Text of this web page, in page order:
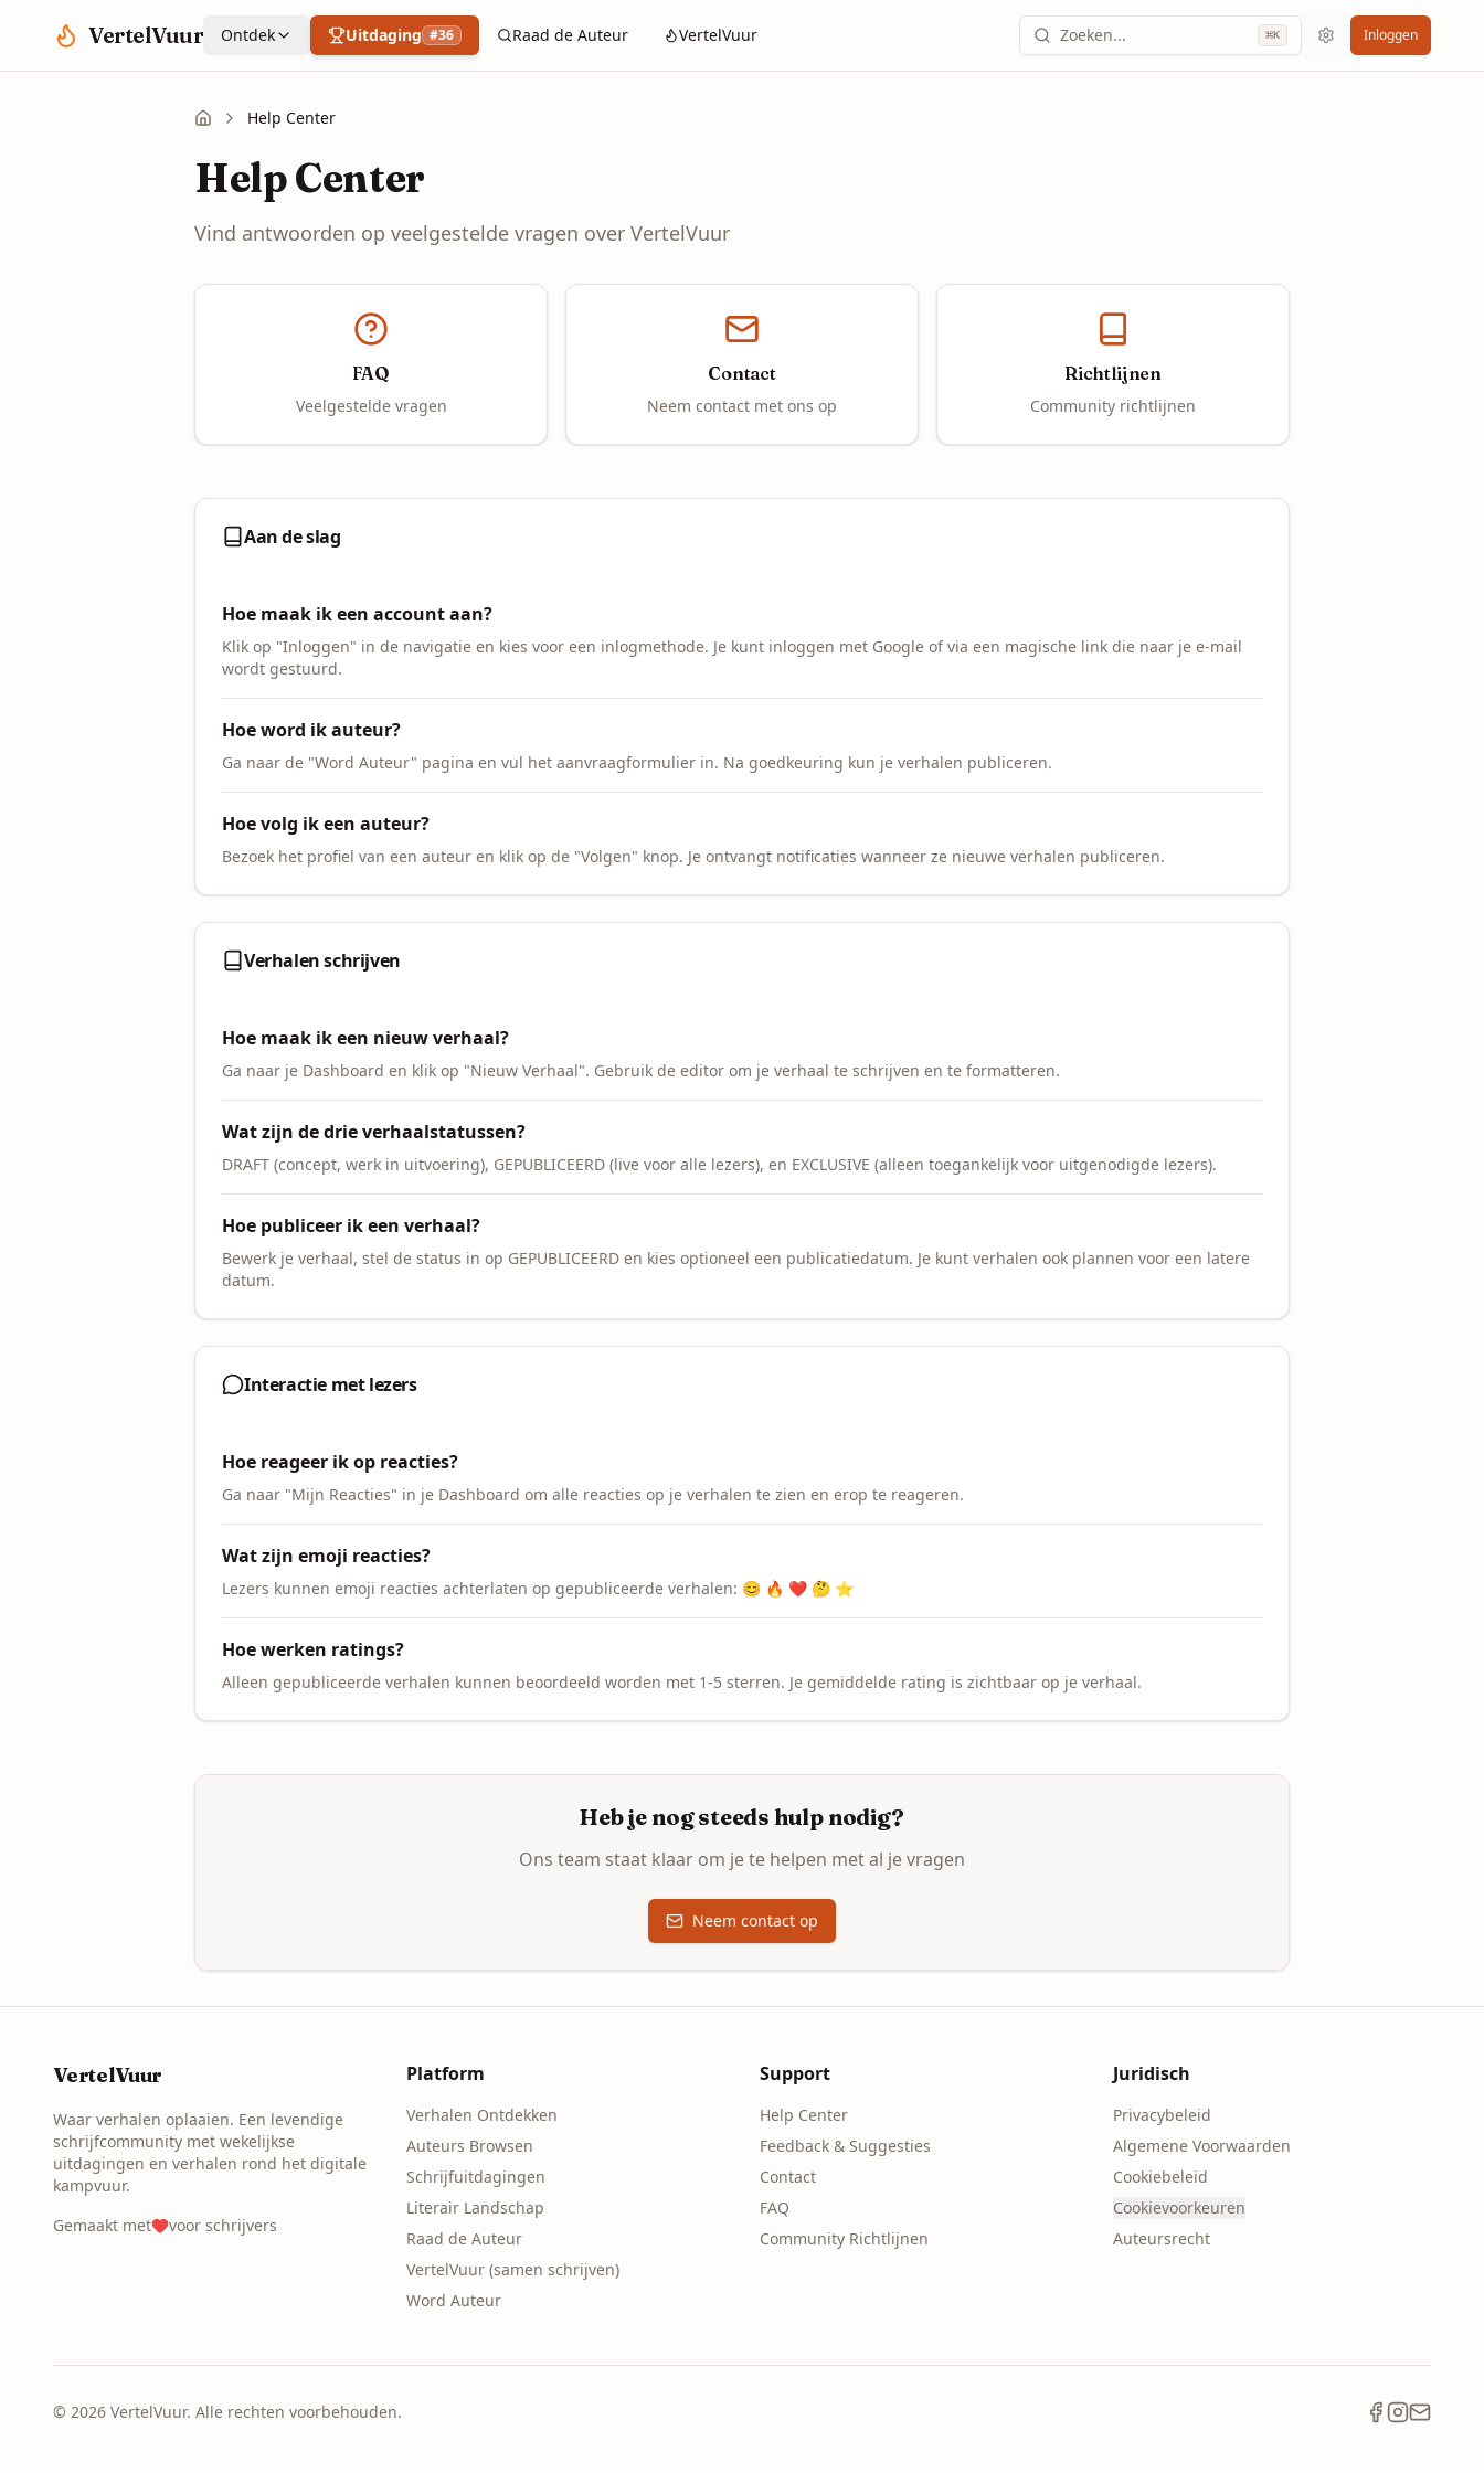
VertelVuur Ontdek Uitdaging #36 Raad de Auteur VertelVuur Zoeken... ⌘K Inloggen
Help Center
Help Center
Vind antwoorden op veelgestelde vragen over VertelVuur
FAQ
Veelgestelde vragen
Contact
Neem contact met ons op
Richtlijnen
Community richtlijnen
Aan de slag
Hoe maak ik een account aan?
Klik op "Inloggen" in de navigatie en kies voor een inlogmethode. Je kunt inloggen met Google of via een magische link die naar je e-mail
wordt gestuurd.
Hoe word ik auteur?
Ga naar de "Word Auteur" pagina en vul het aanvraagformulier in. Na goedkeuring kun je verhalen publiceren.
Hoe volg ik een auteur?
Bezoek het profiel van een auteur en klik op de "Volgen" knop. Je ontvangt notificaties wanneer ze nieuwe verhalen publiceren.
Verhalen schrijven
Hoe maak ik een nieuw verhaal?
Ga naar je Dashboard en klik op "Nieuw Verhaal". Gebruik de editor om je verhaal te schrijven en te formatteren.
Wat zijn de drie verhaalstatussen?
DRAFT (concept, werk in uitvoering), GEPUBLICEERD (live voor alle lezers), en EXCLUSIVE (alleen toegankelijk voor uitgenodigde lezers).
Hoe publiceer ik een verhaal?
Bewerk je verhaal, stel de status in op GEPUBLICEERD en kies optioneel een publicatiedatum. Je kunt verhalen ook plannen voor een latere
datum.
Interactie met lezers
Hoe reageer ik op reacties?
Ga naar "Mijn Reacties" in je Dashboard om alle reacties op je verhalen te zien en erop te reageren.
Wat zijn emoji reacties?
Lezers kunnen emoji reacties achterlaten op gepubliceerde verhalen: 😊 🔥 ❤️ 🤔 ⭐
Hoe werken ratings?
Alleen gepubliceerde verhalen kunnen beoordeeld worden met 1-5 sterren. Je gemiddelde rating is zichtbaar op je verhaal.
Heb je nog steeds hulp nodig?
Ons team staat klaar om je te helpen met al je vragen
Neem contact op
VertelVuur
Waar verhalen oplaaien. Een levendige
schrijfcommunity met wekelijkse
uitdagingen en verhalen rond het digitale
kampvuur.
Gemaakt met
voor schrijvers
Platform
Verhalen Ontdekken
Auteurs Browsen
Schrijfuitdagingen
Literair Landschap
Raad de Auteur
VertelVuur (samen schrijven)
Word Auteur
Support
Help Center
Feedback & Suggesties
Contact
FAQ
Community Richtlijnen
Juridisch
Privacybeleid
Algemene Voorwaarden
Cookiebeleid
Cookievoorkeuren
Auteursrecht
© 2026 VertelVuur. Alle rechten voorbehouden.